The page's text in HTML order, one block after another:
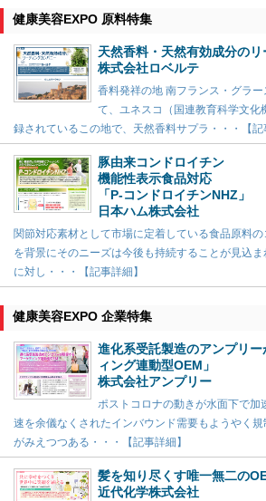
健康美容EXPO 原料特集
天然香料・天然有効成分の
株式会社ロベルテ
香料発祥の地 南フランス・グラ
て、ユネスコ（国連教育科学文化
録されているこの地で、天然香料サプラ・・・【記
豚由来コンドロイチン
機能性表示食品対応
「P-コンドロイチンNHZ」
日本ハム株式会社
関節対応素材として市場に定着している食品原料
を背景にそのニーズは今後も持続することが見込
に対し・・・【記事詳細】
健康美容EXPO 企業特集
進化系受託製造のアンプリ
ィング連動型OEM」
株式会社アンプリー
ポストコロナの動きが水面下で加
速を余儀なくされたインバウンド需要もようやく
がみえつつある・・・【記事詳細】
髪を知り尽くす唯一無二の
近代化学株式会社